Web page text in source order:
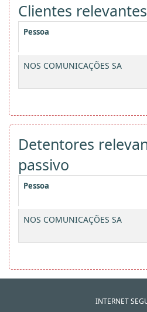
Clientes relevantes
Pessoa
NOS COMUNICAÇÕES SA
Detentores
passivo
Pessoa
NOS COMUNICAÇÕES SA
INTERNET